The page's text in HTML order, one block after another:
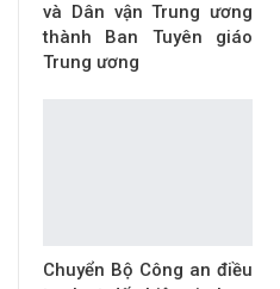
và Dân vận Trung ương
thành Ban Tuyên giáo
Trung ương
Chuyển Bộ Công an điều